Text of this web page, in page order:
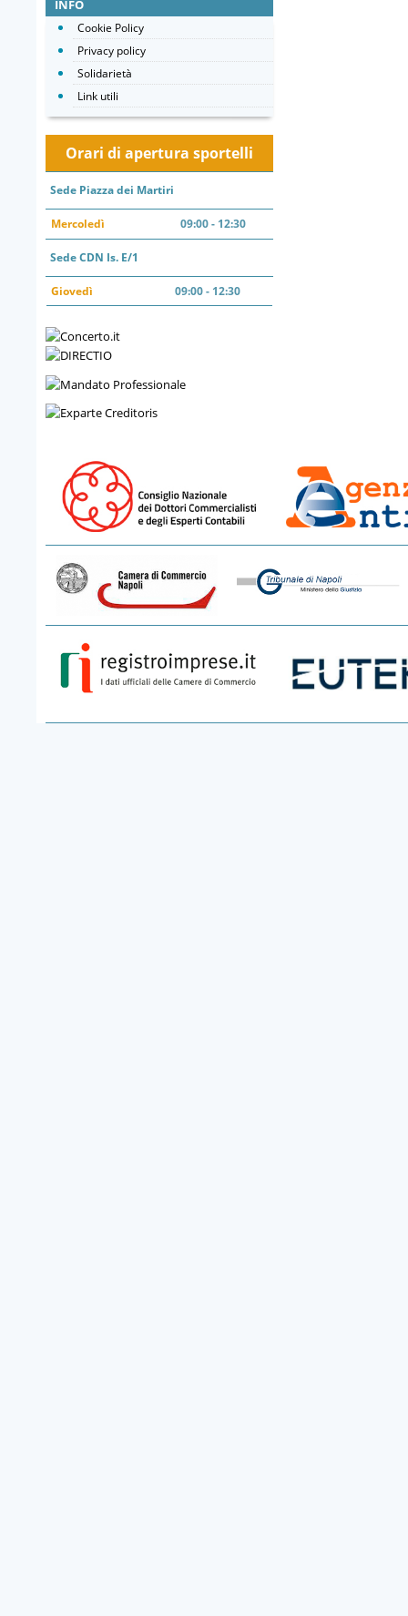
INFO
Cookie Policy
Privacy policy
Solidarietà
Link utili
Orari di apertura sportelli
Sede Piazza dei Martiri
Mercoledì 09:00 - 12:30
Sede CDN Is. E/1
Giovedì 09:00 - 12:30